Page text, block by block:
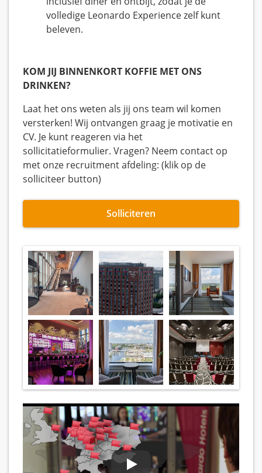
volledige Leonardo Experience zelf kunt
beleven.
KOM JIJ BINNENKORT KOFFIE MET ONS
DRINKEN?
Laat het ons weten als jij ons team wil komen
versterken! Wij ontvangen graag je motivatie en
CV. Je kunt reageren via het
sollicitatieformulier. Vragen? Neem contact op
met onze recruitment afdeling: (klik op de
solliciteer button)
Solliciteren